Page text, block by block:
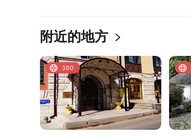
附近的地方
360